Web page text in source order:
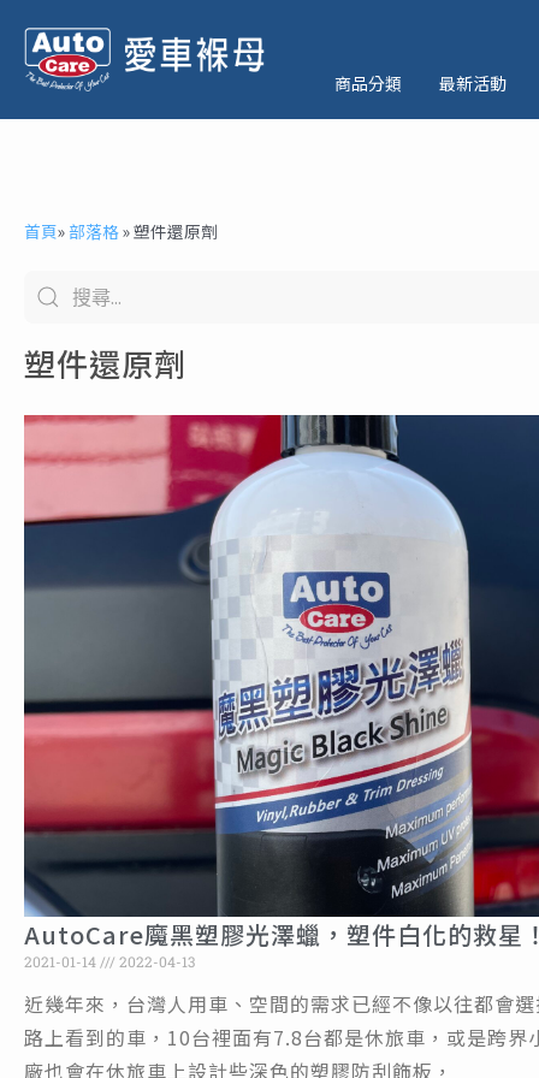
商品分類 最新活動
首頁» 部落格»塑件還原劑
塑件還原劑
AutoCare魔黑塑膠光澤蠟，塑件白化的救星！
2021-01-14 2022-04-13
近幾年來，台灣人用車、空間的需求已經不像以往都會
路上看到的車，10台裡面有7.8台都是休旅車，或是跨界
廠也會在休旅車上設計些深色的塑膠防刮飾板，